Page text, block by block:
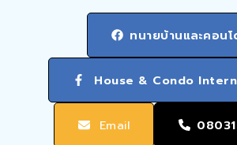
ทนายบ้านและคอนโ
House & Condo
Email